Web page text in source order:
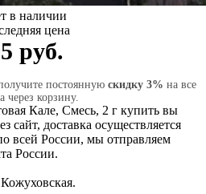
в наличии
цена
руб.
постоянную скидку 3% на все
через корзину.
Кале, Смесь, 2 г купить вы
сайт, доставка осуществляется
всей России, мы отправляем
России.